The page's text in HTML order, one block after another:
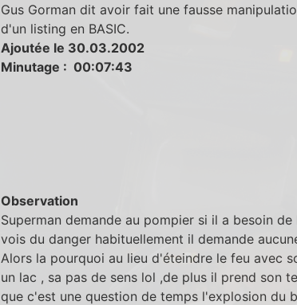
Gus Gorman dit avoir fait une fausse
d'un listing en BASIC.
Ajoutée le 30.03.2002
Minutage : 00:07:43
Observation
Superman demande au pompier si il a besoin
vois du danger habituellement il demande
Alors la pourquoi au lieu d'éteindre le feu avec
un lac , sa pas de sens lol ,de plus il prend son
que c'est une question de temps l'explosion du